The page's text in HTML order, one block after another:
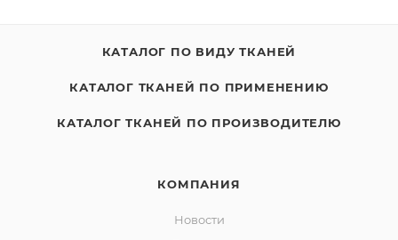
КАТАЛОГ ПО ВИДУ ТКАНЕЙ
КАТАЛОГ ТКАНЕЙ ПО ПРИМЕНЕНИЮ
КАТАЛОГ ТКАНЕЙ ПО ПРОИЗВОДИТЕЛЮ
КОМПАНИЯ
Новости